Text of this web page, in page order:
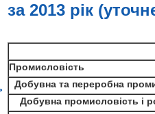
за 2013 рік
Промисловість
Добувна та переробна
Добувна промисловість і
Виробництво коксу,
промисловість
Виробництво іншої
неметалевої
мінеральної продукції